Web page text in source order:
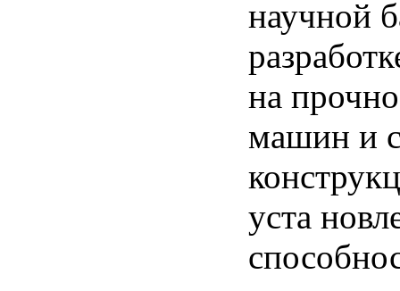
научной
на
машин и
уста